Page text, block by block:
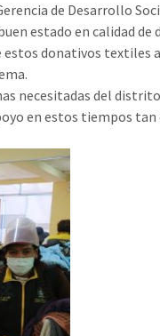
de Desarrollo
estado en calidad de
donativos textiles
necesitadas del
en estos tiempos tan